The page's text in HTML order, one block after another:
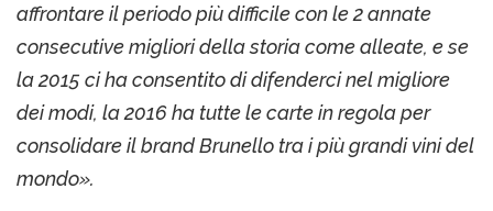
affrontare il periodo più difficile con le 2 annate
consecutive migliori della storia come alleate, e se
la 2015 ci ha consentito di difenderci nel migliore
dei modi, la 2016 ha tutte le carte in regola per
consolidare il brand Brunello tra i più grandi vini del
mondo».